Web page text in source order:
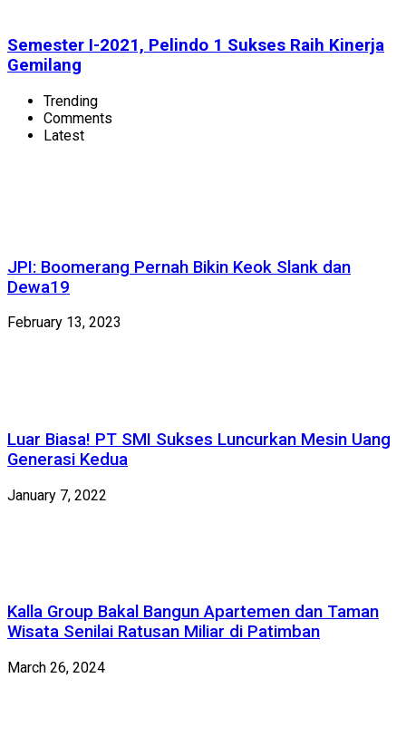
Semester I-2021, Pelindo 1 Sukses Raih Kinerja
Gemilang
Trending
Comments
Latest
JPI: Boomerang Pernah Bikin Keok Slank dan
Dewa19
February 13, 2023
Luar Biasa! PT SMI Sukses Luncurkan Mesin Uang
Generasi Kedua
January 7, 2022
Kalla Group Bakal Bangun Apartemen dan Taman
Wisata Senilai Ratusan Miliar di Patimban
March 26, 2024